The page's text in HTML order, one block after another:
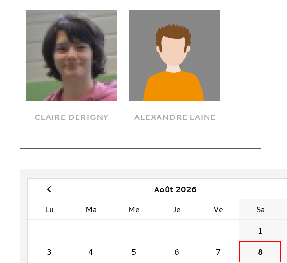
CLAIRE DERIGNY ALEXANDRE LAINE
Août 2026
Lu
Ma Me Je Ve Sa
1
3
4 5 6 7 8